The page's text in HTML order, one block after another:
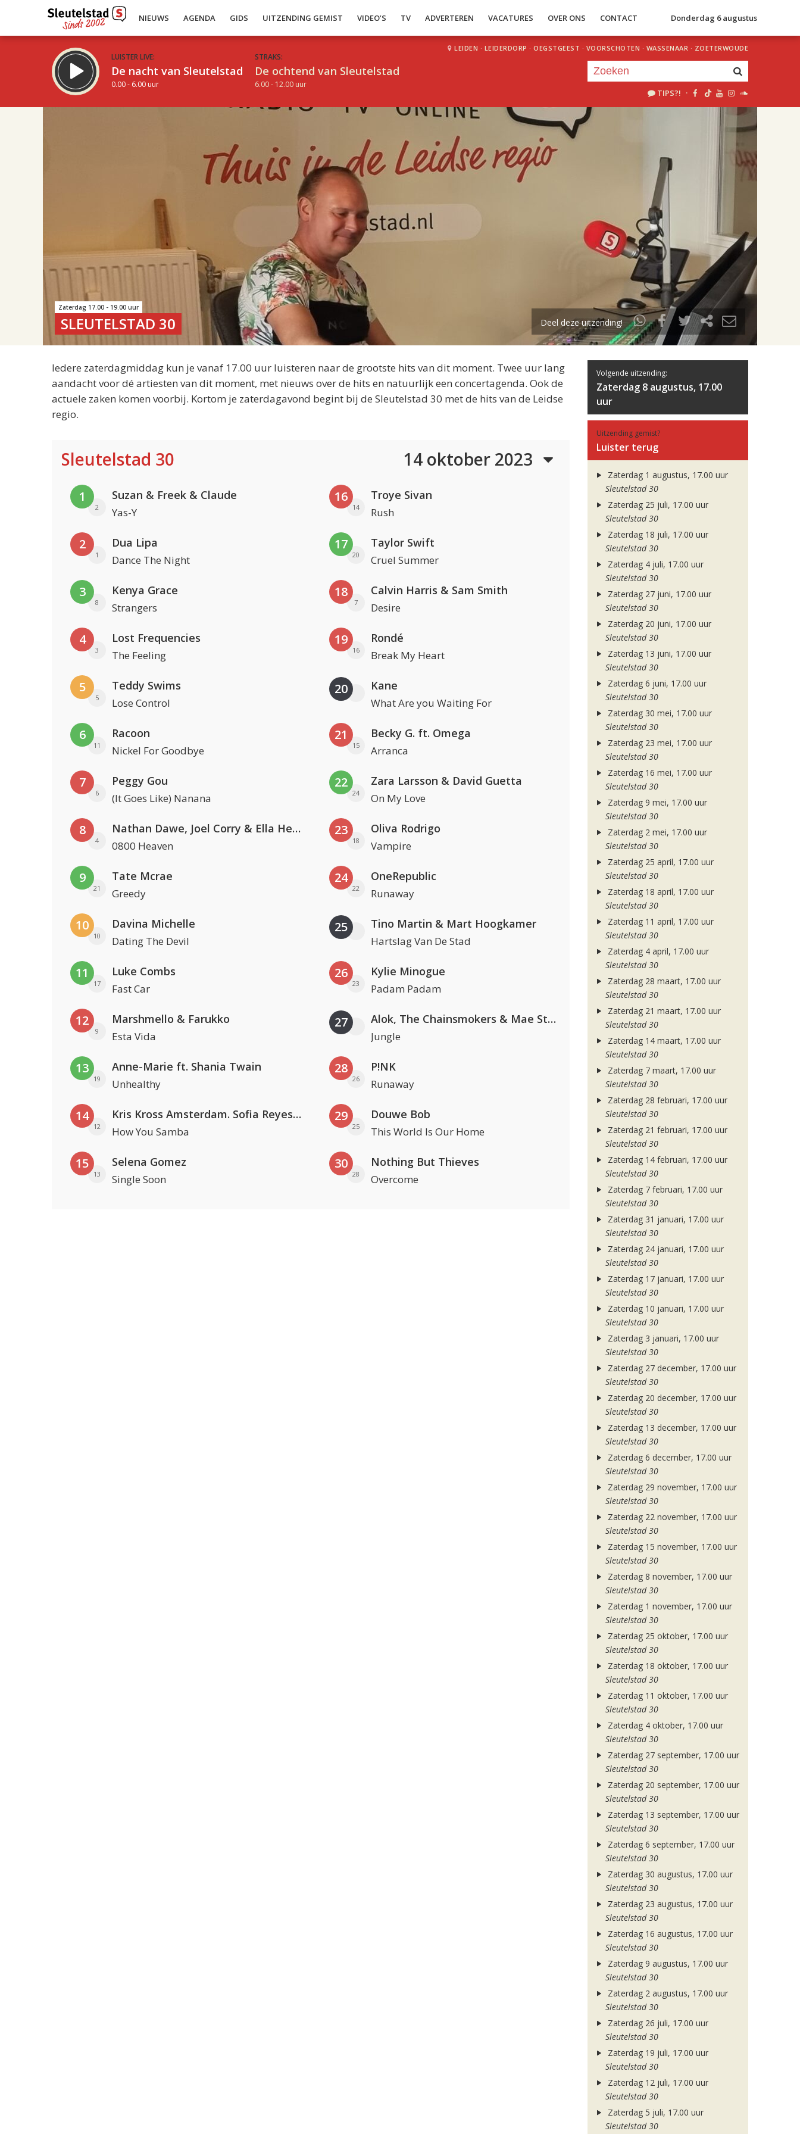
NIEUWS AGENDA GIDS UITZENDING GEMIST VIDEO’S TV ADVERTEREN VACATURES OVER ONS CONTACT Donderdag 6 augustus
LUISTER LIVE:
De nacht van Sleutelstad
0.00 - 6.00 uur
STRAKS:
De ochtend van Sleutelstad
6.00 - 12.00 uur
LEIDEN · LEIDERDORP · OEGSTGEEST · VOORSCHOTEN · WASSENAAR · ZOETERWOUDE
TIPS?! ·
uur 1 van 2
Volgend uur
Zaterdag 17.00 - 19.00 uur
SLEUTELSTAD 30 Deel deze uitzending!
Iedere zaterdagmiddag kun je vanaf 17.00 uur luisteren naar de grootste hits van dit moment. Twee uur lang
aandacht voor dé artiesten van dit moment, met nieuws over de hits en natuurlijk een concertagenda. Ook de
actuele zaken komen voorbij. Kortom je zaterdagavond begint bij de Sleutelstad 30 met de hits van de Leidse
regio.
Sleutelstad 30 14 oktober 2023
1
2
Suzan & Freek & Claude
Yas-Y
2
1
Dua Lipa
Dance The Night
3
8
Kenya Grace
Strangers
4
3
Lost Frequencies
The Feeling
5
5
Teddy Swims
Lose Control
6
11
Racoon
Nickel For Goodbye
7
6
Peggy Gou
(It Goes Like) Nanana
8
4
Nathan Dawe, Joel Corry & Ella Henderson
0800 Heaven
9
21
Tate Mcrae
Greedy
10
10
Davina Michelle
Dating The Devil
11
17
Luke Combs
Fast Car
12
9
Marshmello & Farukko
Esta Vida
13
19
Anne-Marie ft. Shania Twain
Unhealthy
14
12
Kris Kross Amsterdam. Sofia Reyes & Tinie Tempah
How You Samba
15
13
Selena Gomez
Single Soon
16
14
Troye Sivan
Rush
17
20
Taylor Swift
Cruel Summer
18
7
Calvin Harris & Sam Smith
Desire
19
16
Rondé
Break My Heart
20 Kane
What Are you Waiting For
21
15
Becky G. ft. Omega
Arranca
22
24
Zara Larsson & David Guetta
On My Love
23
18
Oliva Rodrigo
Vampire
24
22
OneRepublic
Runaway
25 Tino Martin & Mart Hoogkamer
Hartslag Van De Stad
26
23
Kylie Minogue
Padam Padam
27 Alok, The Chainsmokers & Mae Stephens
Jungle
28
26
P!NK
Runaway
29
25
Douwe Bob
This World Is Our Home
30
28
Nothing But Thieves
Overcome
Volgende uitzending:
Zaterdag 8 augustus, 17.00
uur
Uitzending gemist?
Luister terug
Zaterdag 1 augustus, 17.00 uur
Sleutelstad 30
Zaterdag 25 juli, 17.00 uur
Sleutelstad 30
Zaterdag 18 juli, 17.00 uur
Sleutelstad 30
Zaterdag 4 juli, 17.00 uur
Sleutelstad 30
Zaterdag 27 juni, 17.00 uur
Sleutelstad 30
Zaterdag 20 juni, 17.00 uur
Sleutelstad 30
Zaterdag 13 juni, 17.00 uur
Sleutelstad 30
Zaterdag 6 juni, 17.00 uur
Sleutelstad 30
Zaterdag 30 mei, 17.00 uur
Sleutelstad 30
Zaterdag 23 mei, 17.00 uur
Sleutelstad 30
Zaterdag 16 mei, 17.00 uur
Sleutelstad 30
Zaterdag 9 mei, 17.00 uur
Sleutelstad 30
Zaterdag 2 mei, 17.00 uur
Sleutelstad 30
Zaterdag 25 april, 17.00 uur
Sleutelstad 30
Zaterdag 18 april, 17.00 uur
Sleutelstad 30
Zaterdag 11 april, 17.00 uur
Sleutelstad 30
Zaterdag 4 april, 17.00 uur
Sleutelstad 30
Zaterdag 28 maart, 17.00 uur
Sleutelstad 30
Zaterdag 21 maart, 17.00 uur
Sleutelstad 30
Zaterdag 14 maart, 17.00 uur
Sleutelstad 30
Zaterdag 7 maart, 17.00 uur
Sleutelstad 30
Zaterdag 28 februari, 17.00 uur
Sleutelstad 30
Zaterdag 21 februari, 17.00 uur
Sleutelstad 30
Zaterdag 14 februari, 17.00 uur
Sleutelstad 30
Zaterdag 7 februari, 17.00 uur
Sleutelstad 30
Zaterdag 31 januari, 17.00 uur
Sleutelstad 30
Zaterdag 24 januari, 17.00 uur
Sleutelstad 30
Zaterdag 17 januari, 17.00 uur
Sleutelstad 30
Zaterdag 10 januari, 17.00 uur
Sleutelstad 30
Zaterdag 3 januari, 17.00 uur
Sleutelstad 30
Zaterdag 27 december, 17.00 uur
Sleutelstad 30
Zaterdag 20 december, 17.00 uur
Sleutelstad 30
Zaterdag 13 december, 17.00 uur
Sleutelstad 30
Zaterdag 6 december, 17.00 uur
Sleutelstad 30
Zaterdag 29 november, 17.00 uur
Sleutelstad 30
Zaterdag 22 november, 17.00 uur
Sleutelstad 30
Zaterdag 15 november, 17.00 uur
Sleutelstad 30
Zaterdag 8 november, 17.00 uur
Sleutelstad 30
Zaterdag 1 november, 17.00 uur
Sleutelstad 30
Zaterdag 25 oktober, 17.00 uur
Sleutelstad 30
Zaterdag 18 oktober, 17.00 uur
Sleutelstad 30
Zaterdag 11 oktober, 17.00 uur
Sleutelstad 30
Zaterdag 4 oktober, 17.00 uur
Sleutelstad 30
Zaterdag 27 september, 17.00 uur
Sleutelstad 30
Zaterdag 20 september, 17.00 uur
Sleutelstad 30
Zaterdag 13 september, 17.00 uur
Sleutelstad 30
Zaterdag 6 september, 17.00 uur
Sleutelstad 30
Zaterdag 30 augustus, 17.00 uur
Sleutelstad 30
Zaterdag 23 augustus, 17.00 uur
Sleutelstad 30
Zaterdag 16 augustus, 17.00 uur
Sleutelstad 30
Zaterdag 9 augustus, 17.00 uur
Sleutelstad 30
Zaterdag 2 augustus, 17.00 uur
Sleutelstad 30
Zaterdag 26 juli, 17.00 uur
Sleutelstad 30
Zaterdag 19 juli, 17.00 uur
Sleutelstad 30
Zaterdag 12 juli, 17.00 uur
Sleutelstad 30
Zaterdag 5 juli, 17.00 uur
Sleutelstad 30